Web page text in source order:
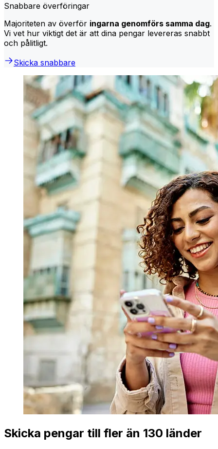
Snabbare överföringar
Majoriteten av överför ingarna genomförs samma dag.
Vi vet hur viktigt det är att dina pengar levereras snabbt
och pålitligt.
Skicka snabbare
Skicka pengar till fler än 130 länder